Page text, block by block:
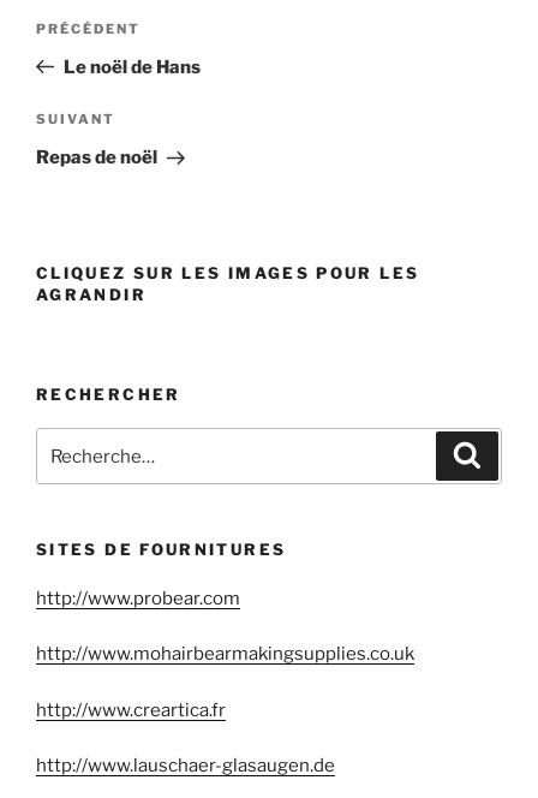
Navigation
l’article
Article
précédent
PRÉCÉDENT
Le noël de Hans
Article
suivant
SUIVANT
Repas de noël
CLIQUEZ SUR LES IMAGES POUR LES
AGRANDIR
RECHERCHER
pour
SITES DE FOURNITURES
http://www.probear.com
http://www.mohairbearmakingsupplies.co.uk
http://www.creartica.fr
http://www.lauschaer-glasaugen.de